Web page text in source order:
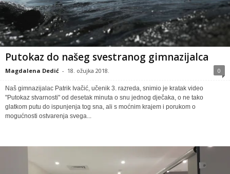
Putokaz do našeg svestranog gimnazijalca
Magdalena Dedić - 18. ožujka 2018. 0
Naš gimnazijalac Patrik Ivačić, učenik 3. razreda, snimio je kratak video
"Putokaz stvarnosti" od desetak minuta o snu jednog dječaka, o ne tako
glatkom putu do ispunjenja tog sna, ali s moćnim krajem i porukom o
mogućnosti ostvarenja svega...